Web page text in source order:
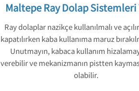
Maltepe Ray Dolap
Ray dolaplar nazikçe kullanılmalı ve
kapatılırken kaba kullanıma maruz
Unutmayın, kabaca kullanım
verebilir ve mekanizmanın pistten
olabilir.